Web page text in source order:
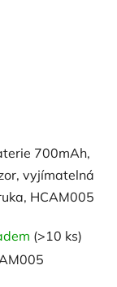
700mAh,
vyjímatelná
HCAM005
(>10 ks)